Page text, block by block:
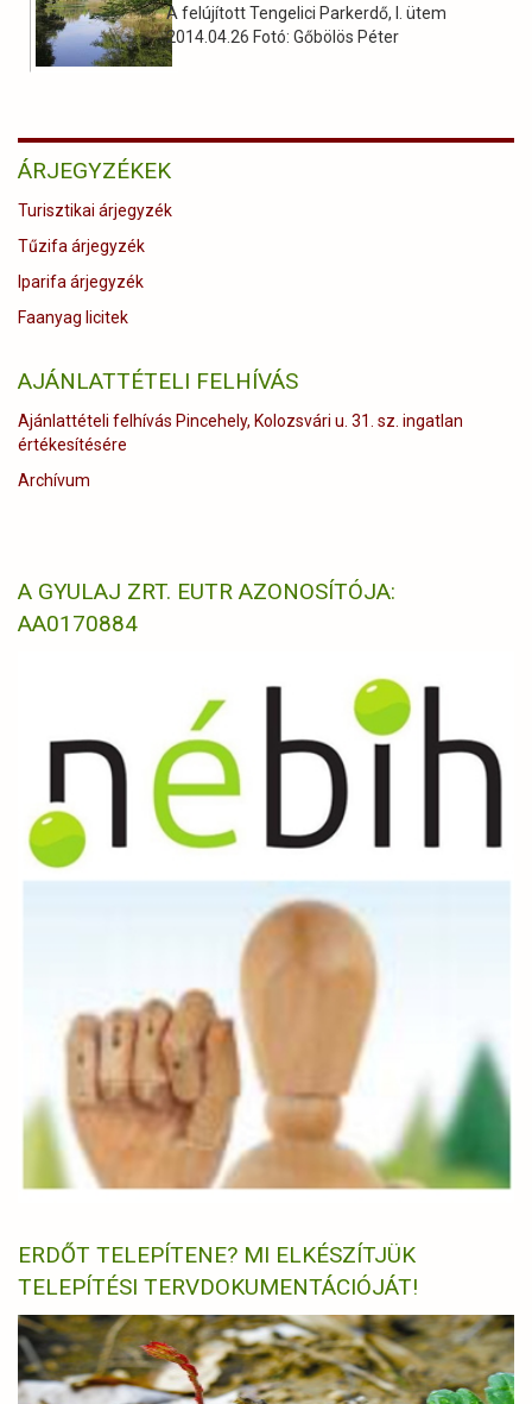
A felújított Tengelici Parkerdő, I. ütem
2014.04.26 Fotó: Gőbölös Péter
ÁRJEGYZÉKEK
Turisztikai árjegyzék
Tűzifa árjegyzék
Iparifa árjegyzék
Faanyag licitek
AJÁNLATTÉTELI FELHÍVÁS
Ajánlattételi felhívás Pincehely, Kolozsvári u. 31. sz. ingatlan
értékesítésére
Archívum
A GYULAJ ZRT. EUTR AZONOSÍTÓJA:
AA0170884
ERDŐT TELEPÍTENE? MI ELKÉSZÍTJÜK
TELEPÍTÉSI TERVDOKUMENTÁCIÓJÁT!